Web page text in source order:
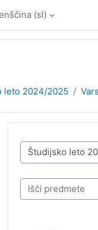
‎(sl)‎
leto 2024/2025
Kategorije
Išči predmete